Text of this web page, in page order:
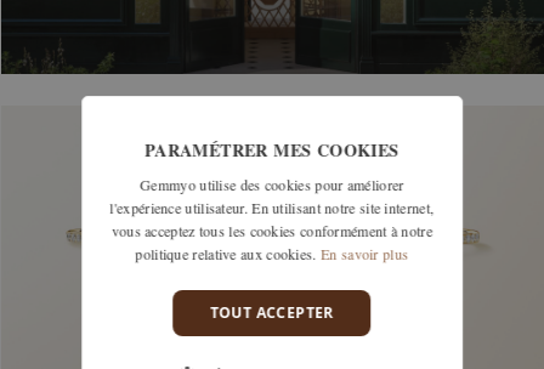
PARAMÉTRER MES COOKIES
Gemmyo utilise des cookies pour améliorer
l'expérience utilisateur. En utilisant notre site internet,
vous acceptez tous les cookies conformément à notre
politique relative aux cookies. En savoir plus
TOUT ACCEPTER